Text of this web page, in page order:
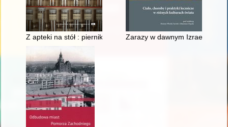
Z apteki na stół : pierniki jako lekarstwoZarazy w dawnym Izraelu